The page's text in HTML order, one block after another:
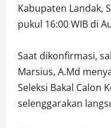
Kabupaten Landak,
pukul 16:00 WIB di
Saat dikonfirmasi,
Marsius, A.Md
Seleksi Bakal Calon
selenggarakan